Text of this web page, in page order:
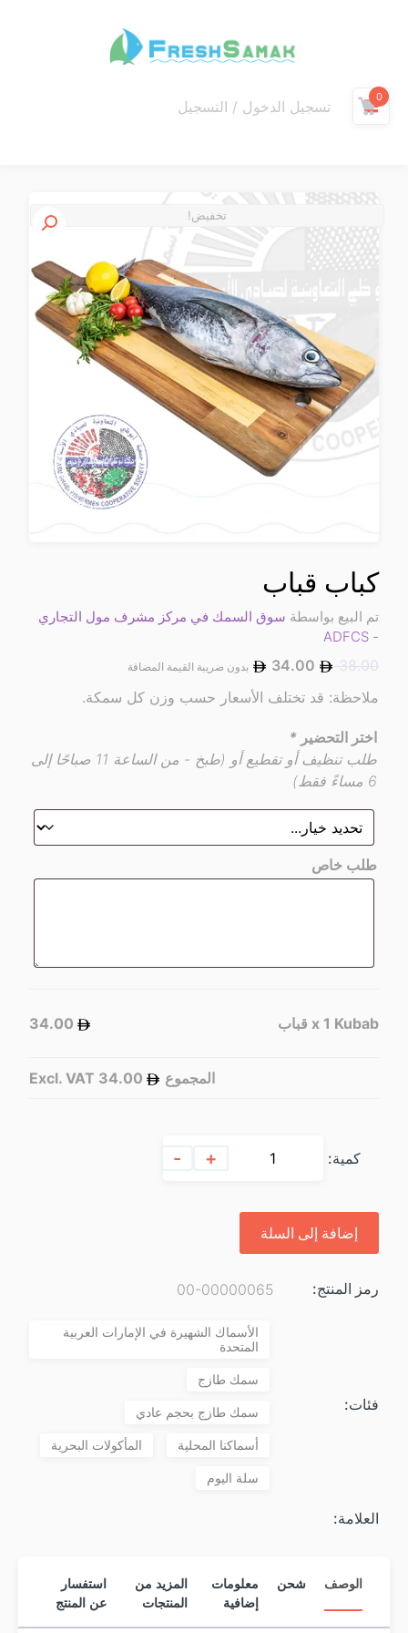
0
تسجيل الدخول / التسجيل
تخفيض!
كباب قباب
تم البيع بواسطة سوق السمك في مركز مشرف مول التجاري
- ADFCS
38.00
34.00 بدون ضريبة القيمة المضافة
ملاحظة: قد تختلف الأسعار حسب وزن كل سمكة.
اختر التحضير *
طلب تنظيف أو تقطيع أو (طبخ - من الساعة 11 صباحًا إلى
6 مساءً فقط)
طلب خاص
x 1 Kubab قباب
المجموع
كمية: +
-
إضافة إلى السلة
رمز المنتج: 00-00000065
فئات:
الأسماك الشهيرة في الإمارات العربية
المتحدة
سمك طازج
سمك طازج بحجم عادي
أسماكنا المحلية المأكولات البحرية
سلة اليوم
العلامة:
الوصف شحن
معلومات
إضافية
المزيد من
المنتجات
استفسار
عن المنتج